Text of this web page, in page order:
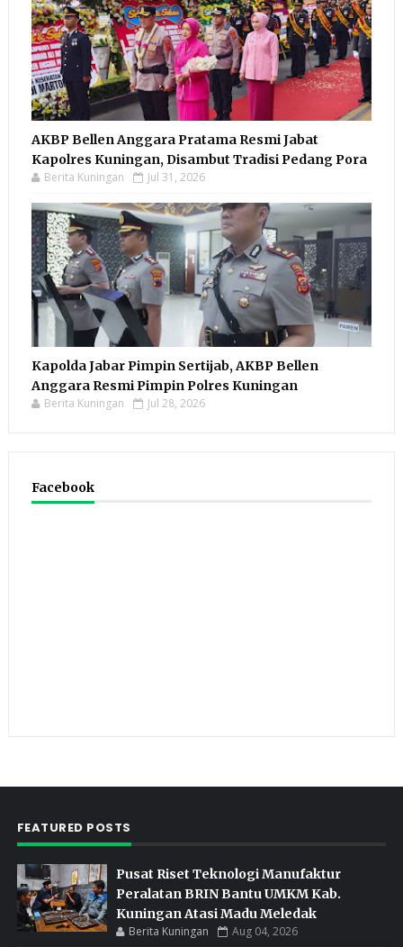
AKBP Bellen Anggara Pratama Resmi Jabat
Kapolres Kuningan, Disambut Tradisi Pedang Pora
Berita Kuningan Jul 31, 2026
Kapolda Jabar Pimpin Sertijab, AKBP Bellen
Anggara Resmi Pimpin Polres Kuningan
Berita Kuningan Jul 28, 2026
Facebook
FEATURED POSTS
Pusat Riset Teknologi Manufaktur
Peralatan BRIN Bantu UMKM Kab.
Kuningan Atasi Madu Meledak
Berita Kuningan Aug 04, 2026